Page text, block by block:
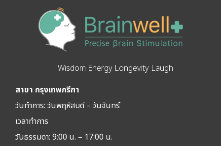
Wisdom Energy Longevity Laugh
สาขา กรุงเทพกรีฑา
วันทำการ: วันพฤหัสบดี – วันจันทร์
เวลาทำการ
วันธรรมดา: 9:00 น. – 17:00 น.